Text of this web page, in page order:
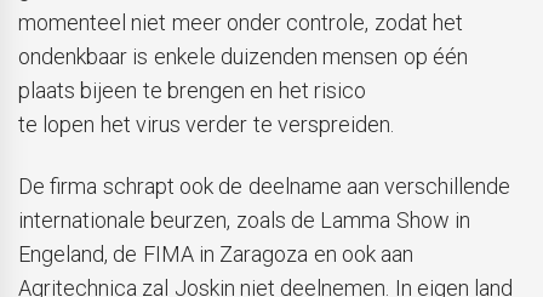
momenteel niet meer onder controle, zodat het
ondenkbaar is enkele duizenden mensen op één
plaats bijeen te brengen en het risico
te lopen het virus verder te verspreiden.
De firma schrapt ook de deelname aan verschillende
internationale beurzen, zoals de Lamma Show in
Engeland, de FIMA in Zaragoza en ook aan
Agritechnica zal Joskin niet deelnemen. In eigen land